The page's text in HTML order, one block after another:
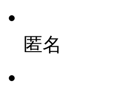
匿名